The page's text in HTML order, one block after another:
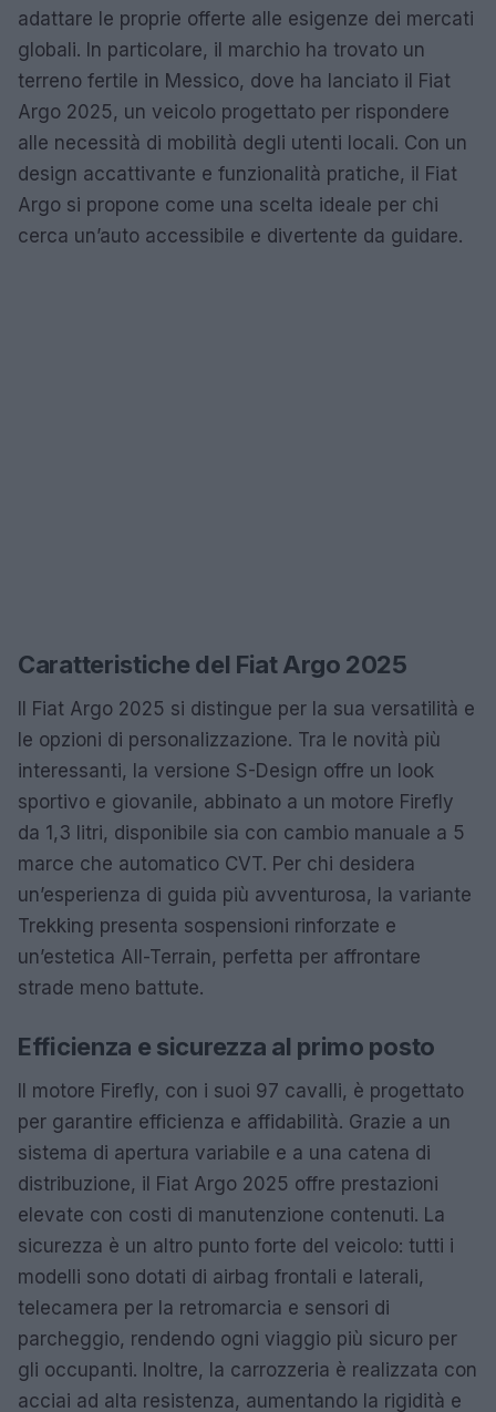
adattare le proprie offerte alle esigenze dei mercati
globali. In particolare, il marchio ha trovato un
terreno fertile in Messico, dove ha lanciato il Fiat
Argo 2025, un veicolo progettato per rispondere
alle necessità di mobilità degli utenti locali. Con un
design accattivante e funzionalità pratiche, il Fiat
Argo si propone come una scelta ideale per chi
cerca un’auto accessibile e divertente da guidare.
Caratteristiche del Fiat Argo 2025
Il Fiat Argo 2025 si distingue per la sua versatilità e
le opzioni di personalizzazione. Tra le novità più
interessanti, la versione S-Design offre un look
sportivo e giovanile, abbinato a un motore Firefly
da 1,3 litri, disponibile sia con cambio manuale a 5
marce che automatico CVT. Per chi desidera
un’esperienza di guida più avventurosa, la variante
Trekking presenta sospensioni rinforzate e
un’estetica All-Terrain, perfetta per affrontare
strade meno battute.
Efficienza e sicurezza al primo posto
Il motore Firefly, con i suoi 97 cavalli, è progettato
per garantire efficienza e affidabilità. Grazie a un
sistema di apertura variabile e a una catena di
distribuzione, il Fiat Argo 2025 offre prestazioni
elevate con costi di manutenzione contenuti. La
sicurezza è un altro punto forte del veicolo: tutti i
modelli sono dotati di airbag frontali e laterali,
telecamera per la retromarcia e sensori di
parcheggio, rendendo ogni viaggio più sicuro per
gli occupanti. Inoltre, la carrozzeria è realizzata con
acciai ad alta resistenza, aumentando la rigidità e